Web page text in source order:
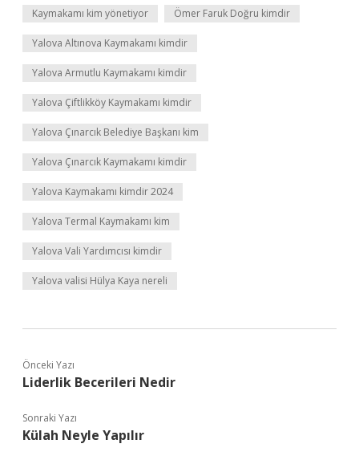
Kaymakamı kim yönetiyor Ömer Faruk Doğru kimdir
Yalova Altınova Kaymakamı kimdir
Yalova Armutlu Kaymakamı kimdir
Yalova Çiftlikköy Kaymakamı kimdir
Yalova Çınarcık Belediye Başkanı kim
Yalova Çınarcık Kaymakamı kimdir
Yalova Kaymakamı kimdir 2024
Yalova Termal Kaymakamı kim
Yalova Vali Yardımcısı kimdir
Yalova valisi Hülya Kaya nereli
Önceki Yazı
Liderlik Becerileri Nedir
Sonraki Yazı
Külah Neyle Yapılır